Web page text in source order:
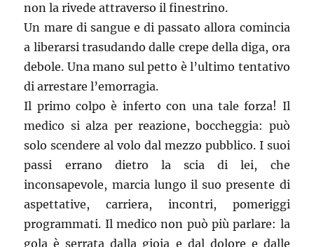
non la rivede attraverso il finestrino.
Un mare di sangue e di passato allora comincia
a liberarsi trasudando dalle crepe della diga, ora
debole. Una mano sul petto è l’ultimo tentativo
di arrestare l’emorragia.
Il primo colpo è inferto con una tale forza! Il
medico si alza per reazione, boccheggia: può
solo scendere al volo dal mezzo pubblico. I suoi
passi errano dietro la scia di lei, che
inconsapevole, marcia lungo il suo presente di
aspettative, carriera, incontri, pomeriggi
programmati. Il medico non può più parlare: la
gola è serrata dalla gioia e dal dolore e dalle